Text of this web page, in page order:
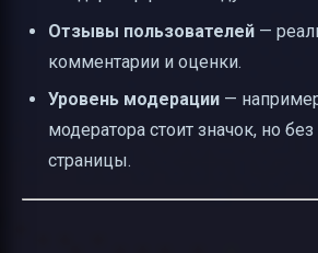
Отзывы пользователей —
комментарии и оценки.
Уровень модерации —
модератора стоит значок, но
страницы.